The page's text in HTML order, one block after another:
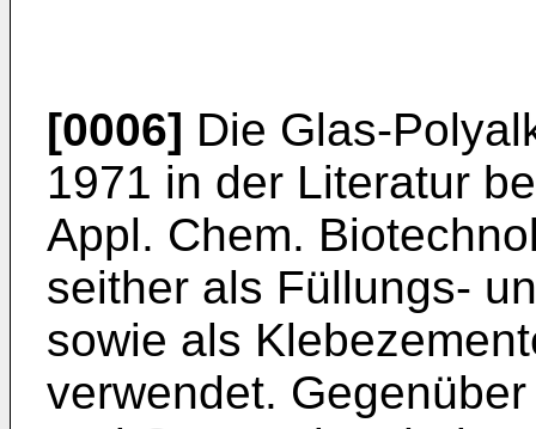
[0006] Die Glas-
1971 in der Literatur
Appl. Chem.
seither als Füllungs-
sowie als
verwendet.